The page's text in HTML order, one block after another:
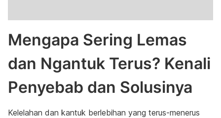
Mengapa Sering Lemas
dan Ngantuk Terus? Kenali
Penyebab dan Solusinya
Kelelahan dan kantuk berlebihan yang terus-menerus